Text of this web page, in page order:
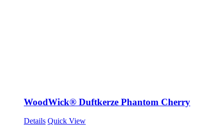
WoodWick® Duftkerze Phantom Cherry
Details Quick View